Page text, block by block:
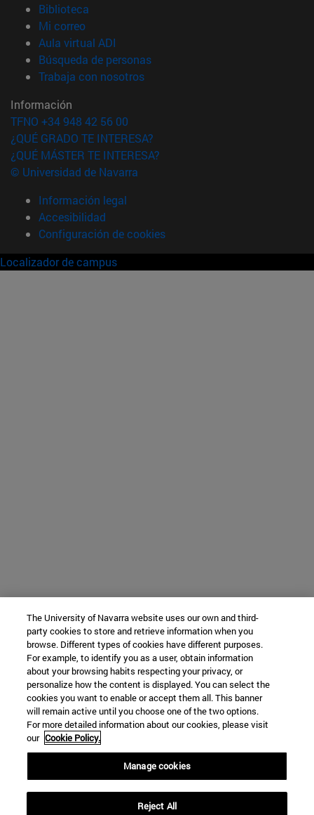
Biblioteca
Mi correo(abre en nueva ventana)
Aula virtual ADI
Búsqueda de personas(abre en nueva ventana)
Trabaja con nosotros(abre en nueva ventana)
Información
TFNO +34 948 42 56 00
¿QUÉ GRADO TE INTERESA?
¿QUÉ MÁSTER TE INTERESA?
© Universidad de Navarra
Información legal
Accesibilidad
Configuración de cookies
Localizador de campus
The University of Navarra website uses our own and third-
party cookies to store and retrieve information when you
browse. Different types of cookies have different purposes.
For example, to identify you as a user, obtain information
about your browsing habits respecting your privacy, or
personalize how the content is displayed. You can select the
cookies you want to enable or accept them all. This banner
will remain active until you choose one of the two options.
For more detailed information about our cookies, please visit
our Cookie Policy.
Manage cookies
Reject All